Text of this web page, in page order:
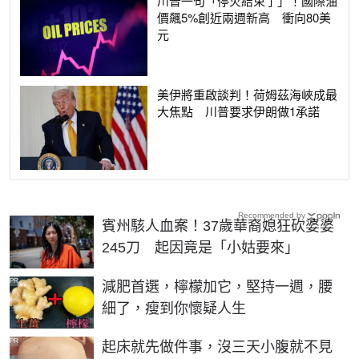
價飆5%創近兩週新高 衝向80美
元
美伊將重啟談判！荷姆茲海峽成最
大焦點 川普要求伊朗做1承諾
賓州駭人血案！37歲華裔媳狂砍婆婆
245刀 起因竟是「小姑要來」
減肥首選，檸檬加它，堅持一週，腰
細了，瘦到你懷疑人生
PR
起床就先做件事，沒三天小腹就不見
PR
Recommended by